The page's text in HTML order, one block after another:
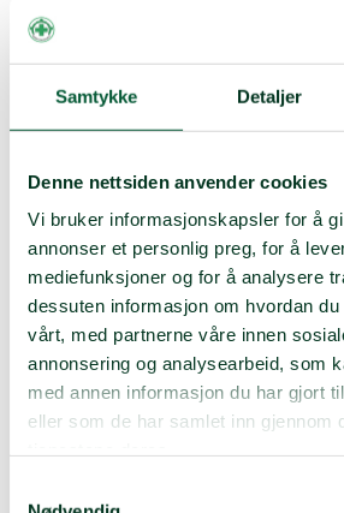
Samtykke Detaljer
Denne nettsiden anvender cookies
Vi bruker informasjonskapsler for å
annonser et personlig preg, for å
mediefunksjoner og for å analysere
dessuten informasjon om hvordan
vårt, med partnerne våre innen
annonsering og analysearbeid, som
med annen informasjon du har gjort
eller som de har samlet inn gjennom